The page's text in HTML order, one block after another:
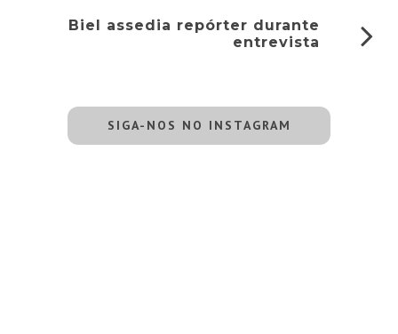
Biel assedia repórter durante
entrevista
SIGA-NOS NO INSTAGRAM